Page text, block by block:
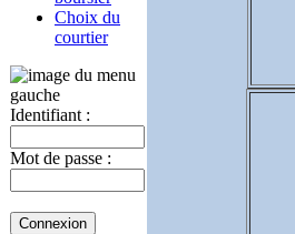
Choix du
courtier
Identifiant :
Mot de passe :